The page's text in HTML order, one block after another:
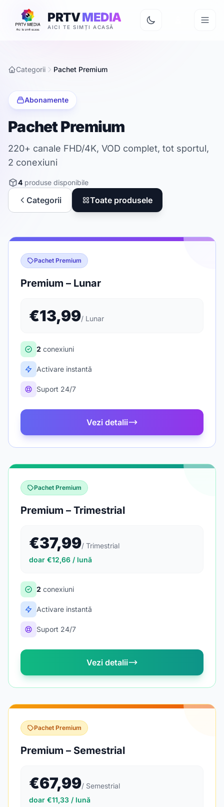
PRTVMEDIA
AICI TE SIMȚI ACASĂ
Categorii Pachet Premium
Abonamente
Pachet Premium
220+ canale FHD/4K, VOD complet, tot sportul,
2 conexiuni
4 produse disponibile
Categorii Toate produsele
Pachet Premium
Premium – Lunar
€13,99/ Lunar
2 conexiuni
Activare instantă
Suport 24/7
Vezi detalii
Pachet Premium
Premium – Trimestrial
€37,99/ Trimestrial
doar €12,66 / lună
2 conexiuni
Activare instantă
Suport 24/7
Vezi detalii
Pachet Premium
Premium – Semestrial
€67,99/ Semestrial
doar €11,33 / lună